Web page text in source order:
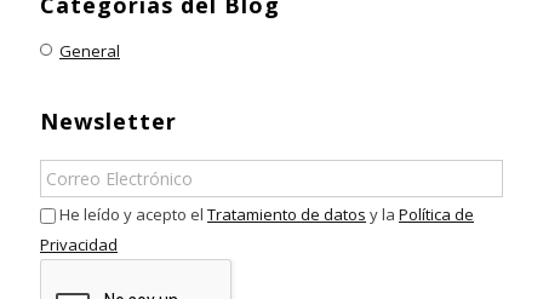
General
Newsletter
He leído y acepto el Tratamiento de datos y la Política de
Privacidad